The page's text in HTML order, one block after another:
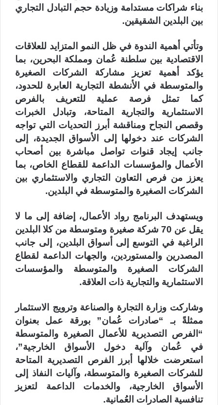
بناء شراكات مستدامة وزيادة حجم التبادل التجاري
بين البلدين الشقيقين.
وتأتي أهمية الندوة في ظل النمو المتزايد للعلاقات
الاقتصادية بين سلطنة عُمان ومملكة البحرين، بما
يؤكد أهمية تعزيز مشاركة الشركات الصغيرة
والمتوسطة في الأنشطة التجارية العابرة للحدود،
كما تمثل فرصة عملية للتعريف بالفرص
الاستثمارية والتجارية المتاحة، وتبادل الخبرات
وقصص النجاح ومناقشة أبرز التحديات التي تواجه
الشركات عند دخولها إلى الأسواق الجديدة، إلى
جانب إيجاد قنوات تواصل مباشرة بين أصحاب
الأعمال والمؤسسات الداعمة للقطاع الخاص، بما
يعزز من فرص التعاون التجاري والاستثماري بين
الشركات الصغيرة والمتوسطة في البلدين.
ويستهدف البرنامج رواد الأعمال، إضافة إلى ما لا
يقل عن 70 شركة صغيرة ومتوسطة من كلا البلدين
الراغبة في التوسع إلى أسواق البلدين، إلى جانب
المصدرين والمستوردين، والجهات الداعمة لقطاع
الشركات الصغيرة والمتوسطة والمؤسسات
الاستثمارية والتجارية ذات العلاقة.
وشاركت وزارة التجارة والصناعة وترويج الاستثمار
ممثلةً بـ “صادرات عُمان” بورقة عمل بعنوان
“الفرص التصديرية للأعمال الصغيرة والمتوسطة
في عُمان وآلية دخول الأسواق الخارجية”،
استعرضت خلالها أبرز الفرص التصديرية المتاحة
للشركات الصغيرة والمتوسطة، وآليات النفاذ إلى
الأسواق الخارجية، والخدمات الداعمة لتعزيز
تنافسية الصادرات العُمانية.